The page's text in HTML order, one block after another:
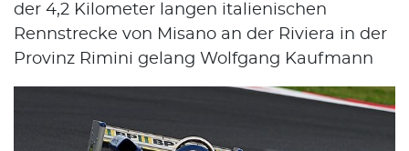
der 4,2 Kilometer langen italienischen
Rennstrecke von Misano an der Riviera in der
Provinz Rimini gelang Wolfgang Kaufmann